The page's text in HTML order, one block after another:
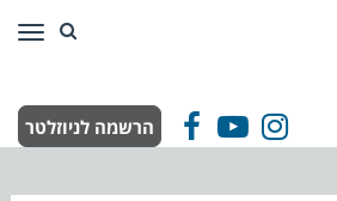
Facebook
YouTube
Instagram הרשמה לניוזלטר